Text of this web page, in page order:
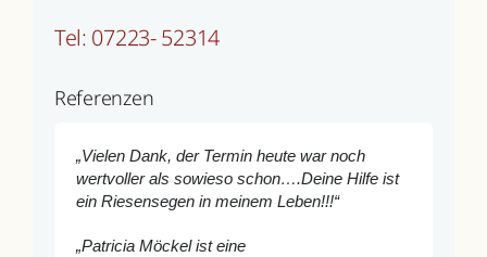
Tel: 07223- 52314
Referenzen
„Vielen Dank, der Termin heute war noch
wertvoller als sowieso schon….Deine Hilfe ist
ein Riesensegen in meinem Leben!!!“
„Patricia Möckel ist eine